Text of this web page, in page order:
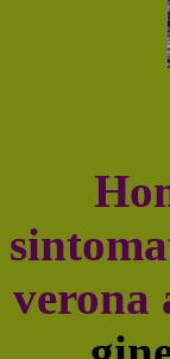
verona